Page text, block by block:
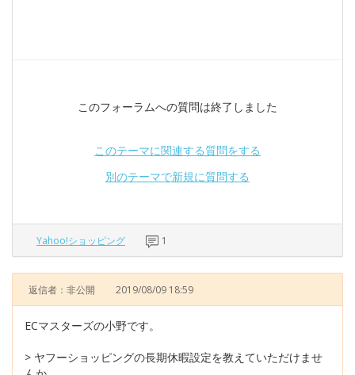
このフォーラムへの質問は終了しました
このテーマに関連する質問をする
別のテーマで新規に質問する
Yahoo!ショッピング 1
返信者：非公開 2019/08/09 18:59
ECマスターズの小野です。
> ヤフーショッピングの長期休暇設定を教えていただけませ